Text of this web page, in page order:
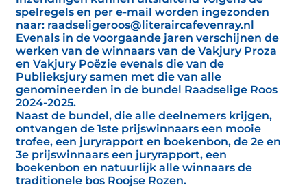
spelregels en per e-mail worden ingezonden
naar: raadseligeroos@literaircafevenray.nl
Evenals in de voorgaande jaren verschijnen de
werken van de winnaars van de Vakjury Proza
en Vakjury Poëzie evenals die van de
Publieksjury samen met die van alle
genomineerden in de bundel Raadselige Roos
2024-2025.
Naast de bundel, die alle deelnemers krijgen,
ontvangen de 1ste prijswinnaars een mooie
trofee, een juryrapport en boekenbon, de 2e en
3e prijswinnaars een juryrapport, een
boekenbon en natuurlijk alle winnaars de
traditionele bos Roojse Rozen.